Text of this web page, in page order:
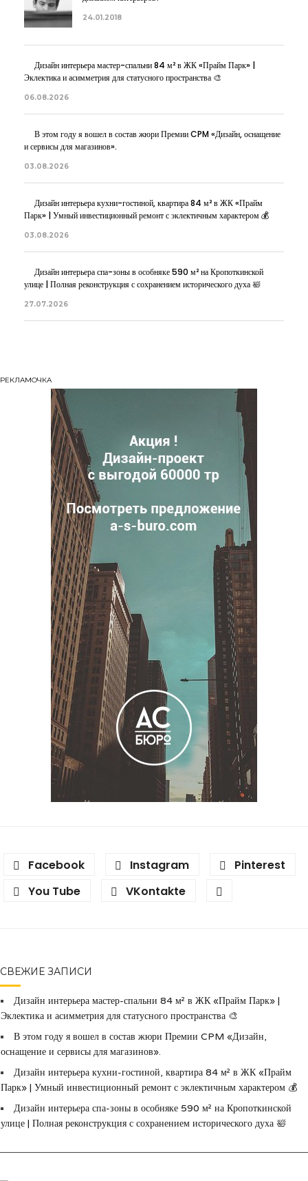
24.01.2018
Дизайн интерьера мастер-спальни 84 м² в ЖК «Прайм Парк» |
Эклектика и асимметрия для статусного пространства 🎨
06.08.2026
В этом году я вошел в состав жюри Премии CPM «Дизайн, оснащение
и сервисы для магазинов».
03.08.2026
Дизайн интерьера кухни-гостиной, квартира 84 м² в ЖК «Прайм
Парк» | Умный инвестиционный ремонт с эклектичным характером 💰
03.08.2026
Дизайн интерьера спа-зоны в особняке 590 м² на Кропоткинской
улице | Полная реконструкция с сохранением исторического духа 🛀
27.07.2026
РЕКЛАМОЧКА
Facebook Instagram
Pinterest
You Tube
VKontakte
СВЕЖИЕ ЗАПИСИ
Дизайн интерьера мастер-спальни 84 м² в ЖК «Прайм Парк» |
Эклектика и асимметрия для статусного пространства 🎨
В этом году я вошел в состав жюри Премии CPM «Дизайн,
оснащение и сервисы для магазинов».
Дизайн интерьера кухни-гостиной, квартира 84 м² в ЖК «Прайм
Парк» | Умный инвестиционный ремонт с эклектичным характером 💰
Дизайн интерьера спа-зоны в особняке 590 м² на Кропоткинской
улице | Полная реконструкция с сохранением исторического духа 🛀